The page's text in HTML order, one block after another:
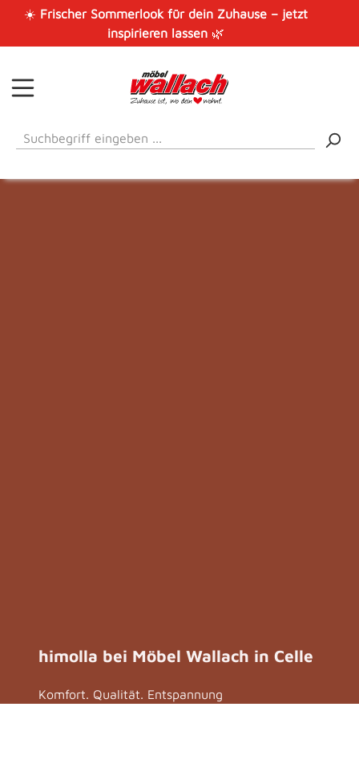
Zum Hauptinhalt springen
☀️ Frischer Sommerlook für dein Zuhause – jetzt
inspirieren lassen🌿
himolla bei Möbel Wallach in Celle
Komfort. Qualität. Entspannung